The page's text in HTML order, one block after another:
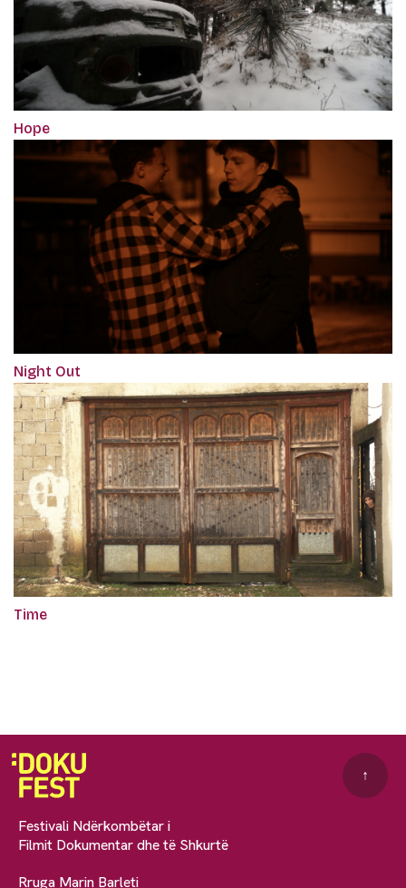
Hope
Night Out
Time
Festivali Ndërkombëtar i
Filmit Dokumentar dhe të Shkurtë
Rruga Marin Barleti
↑